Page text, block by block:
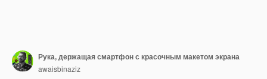
Рука, держащая смартфон с красочным макетом экрана
awaisbinaziz